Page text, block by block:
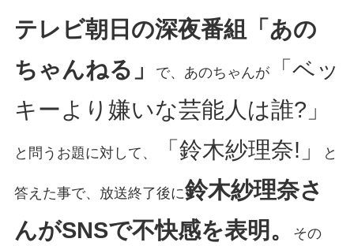
テレビ朝日の深夜番組「あの
ちゃんねる」
で、あのちゃんが「ベッ
キーより嫌いな芸能人は誰?」
と問うお題に対して、 「鈴木紗理奈!」 と
答えた事で、放送終了後に鈴木紗理奈さ
んがSNSで不快感を表明。
その